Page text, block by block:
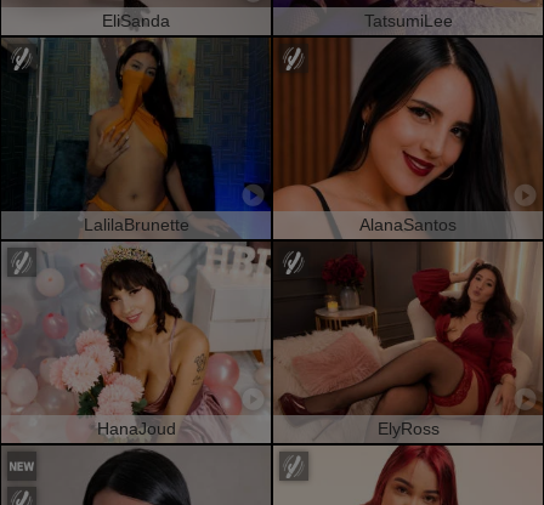
EliSanda TatsumiLee
LalilaBrunette AlanaSantos
HanaJoud ElyRoss